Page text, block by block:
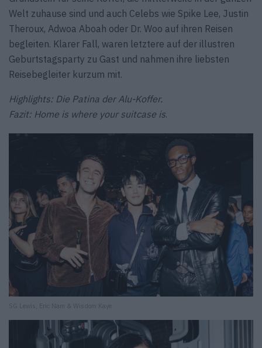
Welt zuhause sind und auch Celebs wie Spike Lee, Justin
Theroux, Adwoa Aboah oder Dr. Woo auf ihren Reisen
begleiten. Klarer Fall, waren letztere auf der illustren
Geburts­tagsparty zu Gast und nahmen ihre liebsten
Reisebegleiter kurzum mit.
Highlights: Die Patina der Alu-Koffer.
Fazit: Home is where your suitcase is.
SG Lewis, Eric Nam & Wisdom Kaye